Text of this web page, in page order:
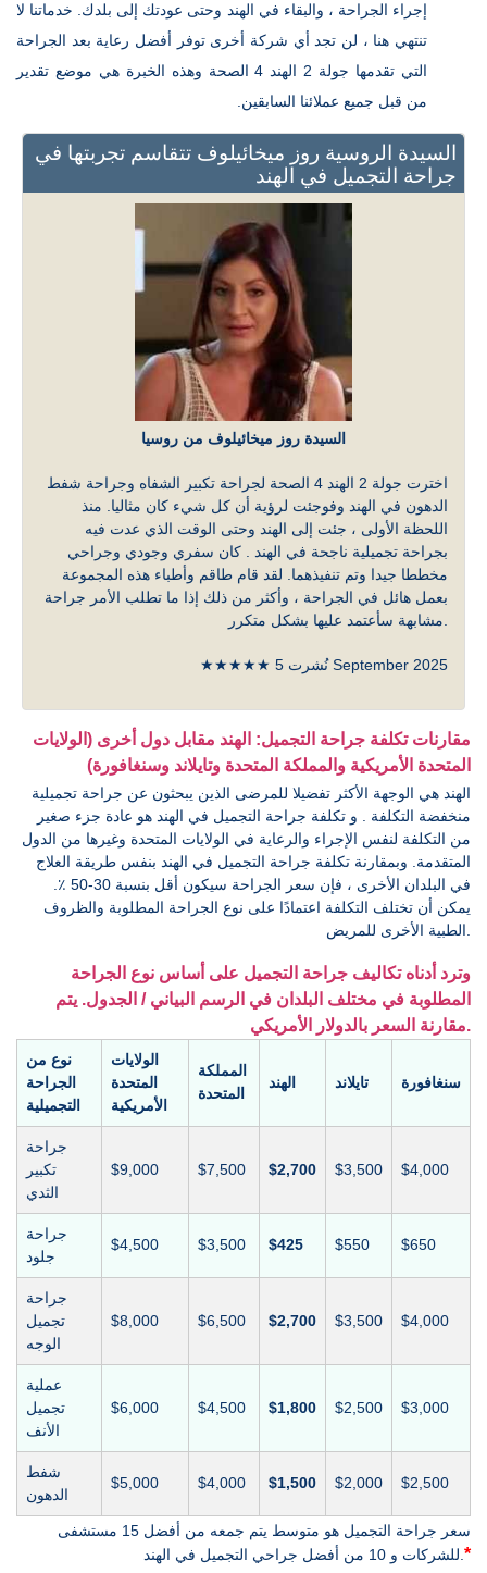
إجراء الجراحة ، والبقاء في الهند وحتى عودتك إلى بلدك. خدماتنا لا
تنتهي هنا ، لن تجد أي شركة أخرى توفر أفضل رعاية بعد الجراحة
التي تقدمها جولة 2 الهند 4 الصحة وهذه الخبرة هي موضع تقدير
من قبل جميع عملائنا السابقين.
السيدة الروسية روز ميخائيلوف تتقاسم تجربتها في
جراحة التجميل في الهند
السيدة روز ميخائيلوف من روسيا
اخترت جولة 2 الهند 4 الصحة لجراحة تكبير الشفاه وجراحة شفط
الدهون في الهند وفوجئت لرؤية أن كل شيء كان مثاليا. منذ
اللحظة الأولى ، جئت إلى الهند وحتى الوقت الذي عدت فيه
بجراحة تجميلية ناجحة في الهند . كان سفري وجودي وجراحي
مخططا جيدا وتم تنفيذهما. لقد قام طاقم وأطباء هذه المجموعة
بعمل هائل في الجراحة ، وأكثر من ذلك إذا ما تطلب الأمر جراحة
مشابهة سأعتمد عليها بشكل متكرر.
★★★★★ نُشرت 5 September 2025
مقارنات تكلفة جراحة التجميل: الهند مقابل دول أخرى (الولايات
المتحدة الأمريكية والمملكة المتحدة وتايلاند وسنغافورة)
الهند هي الوجهة الأكثر تفضيلا للمرضى الذين يبحثون عن جراحة تجميلية
منخفضة التكلفة . و تكلفة جراحة التجميل في الهند هو عادة جزء صغير
من التكلفة لنفس الإجراء والرعاية في الولايات المتحدة وغيرها من الدول
المتقدمة. وبمقارنة تكلفة جراحة التجميل في الهند بنفس طريقة العلاج
في البلدان الأخرى ، فإن سعر الجراحة سيكون أقل بنسبة 30-50 ٪.
يمكن أن تختلف التكلفة اعتمادًا على نوع الجراحة المطلوبة والظروف
الطبية الأخرى للمريض.
وترد أدناه تكاليف جراحة التجميل على أساس نوع الجراحة
المطلوبة في مختلف البلدان في الرسم البياني / الجدول. يتم
مقارنة السعر بالدولار الأمريكي.
نوع من
الجراحة
التجميلية
الولايات
المتحدة
الأمريكية
المملكة
المتحدة
الهند تايلاند سنغافورة
جراحة
تكبير
الثدي
$9,000 $7,500 $2,700 $3,500 $4,000
جراحة
جلود
$4,500 $3,500 $425 $550 $650
جراحة
تجميل
الوجه
$8,000 $6,500 $2,700 $3,500 $4,000
عملية
تجميل
الأنف
$6,000 $4,500 $1,800 $2,500 $3,000
شفط
الدهون
$5,000 $4,000 $1,500 $2,000 $2,500
سعر جراحة التجميل هو متوسط يتم جمعه من أفضل 15 مستشفى
*